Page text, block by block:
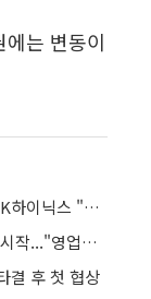
는 변동이
호남 반도체 공장 추진설 확산…삼성전자·SK하이닉스 "아는 바 없다"
'삼성전자 기밀유출' 안승호 前 부사장, 2심 시작..."영업비밀 여부 다툴 것"
결 후 첫 협상